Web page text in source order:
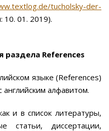
tucholsky-der-
10. 01. 2019).
раздела References
языке (References)
английским алфавитом.
и в список литературы,
статьи, диссертации,